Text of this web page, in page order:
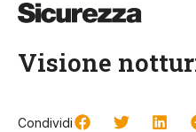
Visione
Condividi